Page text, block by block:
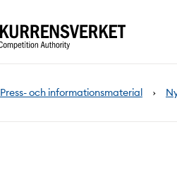
Press- och informationsmaterial